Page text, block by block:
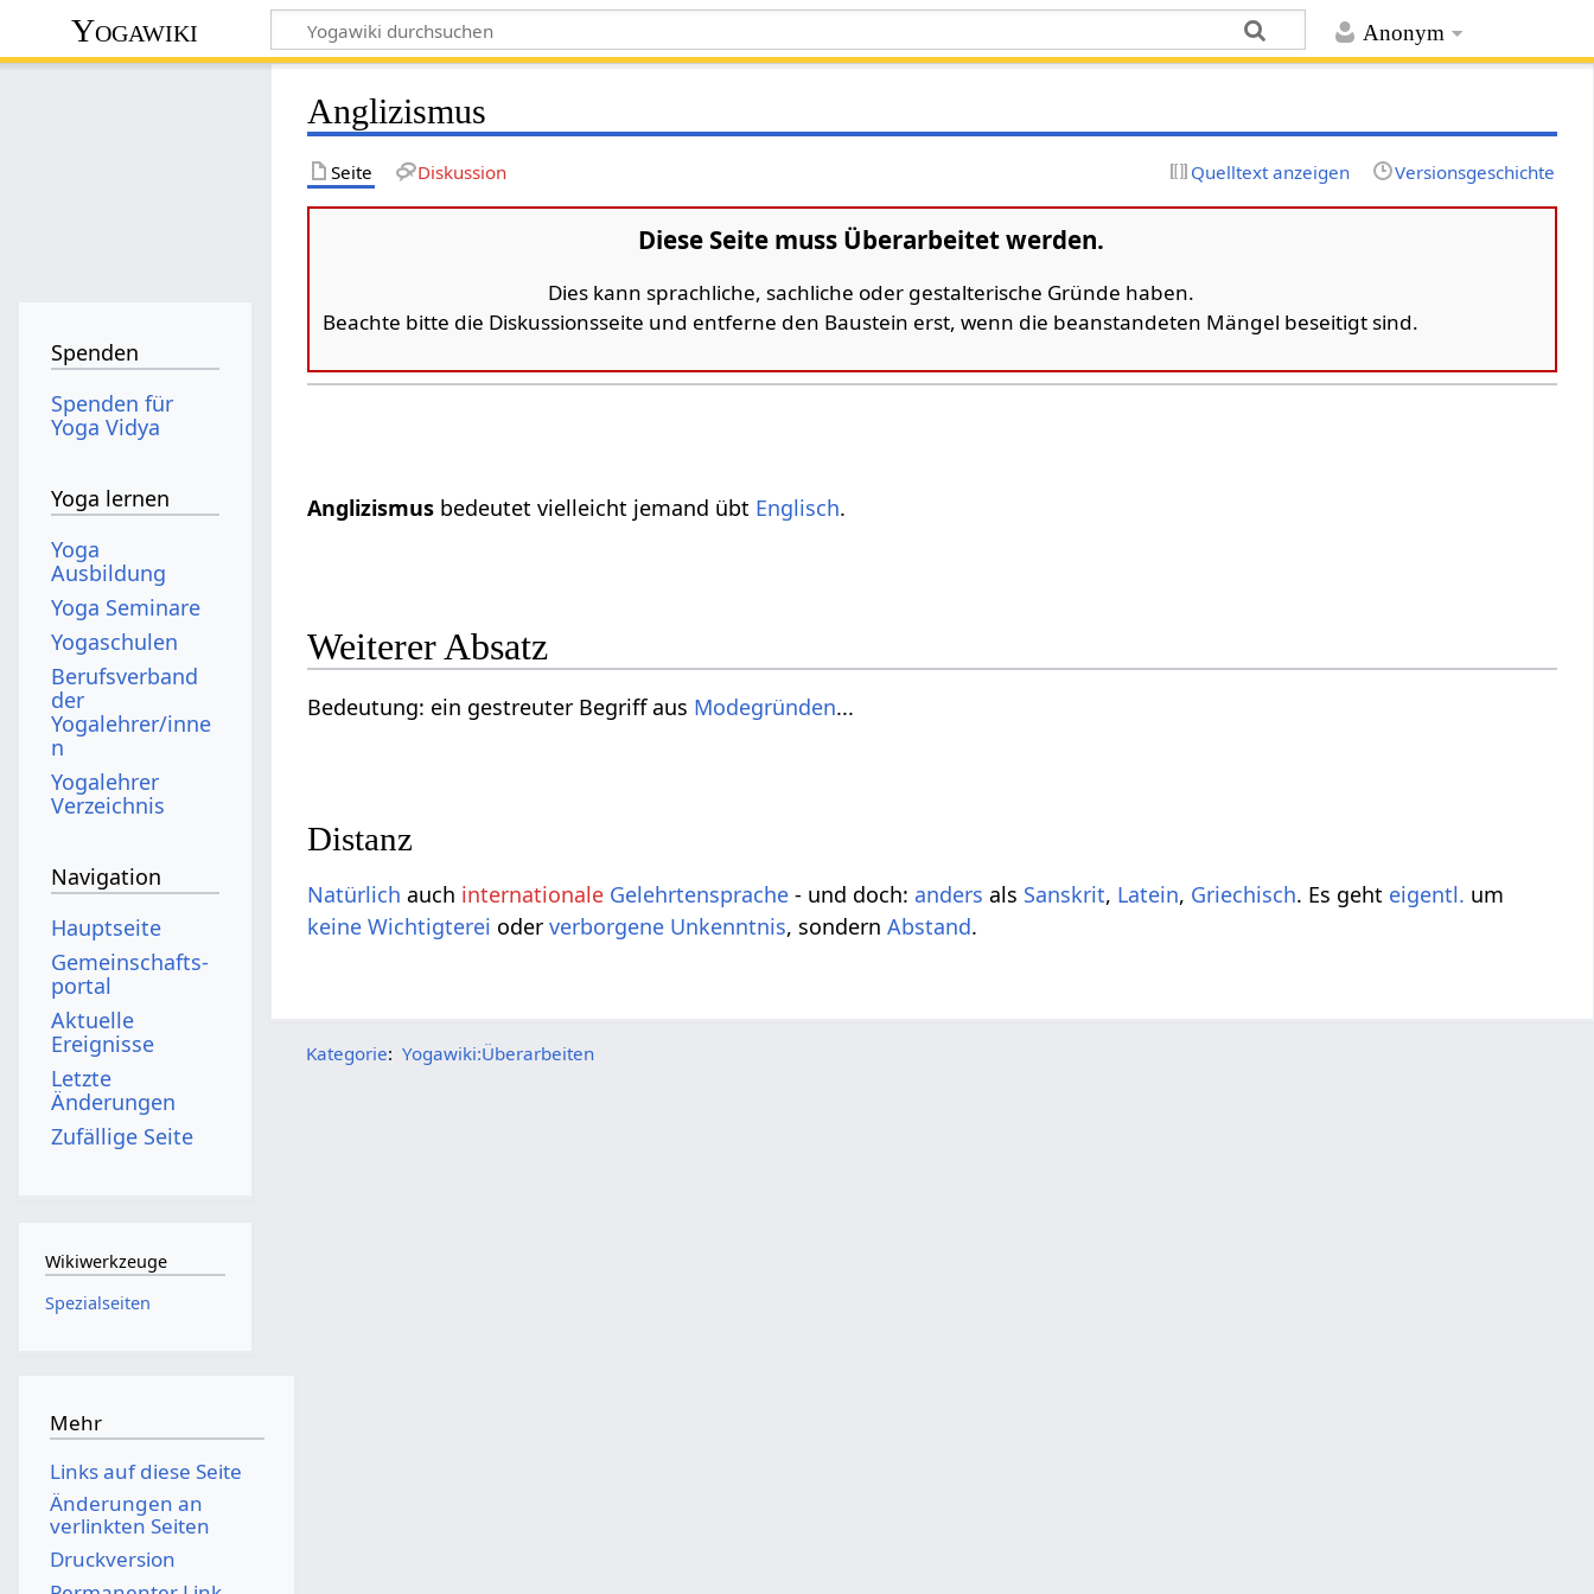
Anonym
Yogawiki
Anglizismus
Seite Diskussion Quelltext anzeigen Versionsgeschichte
Diese Seite muss Überarbeitet werden.
Dies kann sprachliche, sachliche oder gestalterische Gründe haben.
Beachte bitte die Diskussionsseite und entferne den Baustein erst, wenn die beanstandeten Mängel beseitigt sind.
Anglizismus bedeutet vielleicht jemand übt Englisch.
Weiterer Absatz
Bedeutung: ein gestreuter Begriff aus Modegründen...
Distanz
Natürlich auch internationale Gelehrtensprache - und doch: anders als Sanskrit, Latein, Griechisch. Es geht eigentl. um
keine Wichtigterei oderverborgene Unkenntnis, sondernAbstand.
Kategorie: Yogawiki:Überarbeiten
Spenden
Spenden für
Yoga Vidya
Yoga lernen
Yoga
Ausbildung
Yoga Seminare
Yogaschulen
Berufsverband
der
Yogalehrer/inne
n
Yogalehrer
Verzeichnis
Navigation
Hauptseite
Gemeinschafts­
portal
Aktuelle
Ereignisse
Letzte
Änderungen
Zufällige Seite
Wikiwerkzeuge
Spezialseiten
Mehr
Links auf diese Seite
Änderungen an
verlinkten Seiten
Druckversion